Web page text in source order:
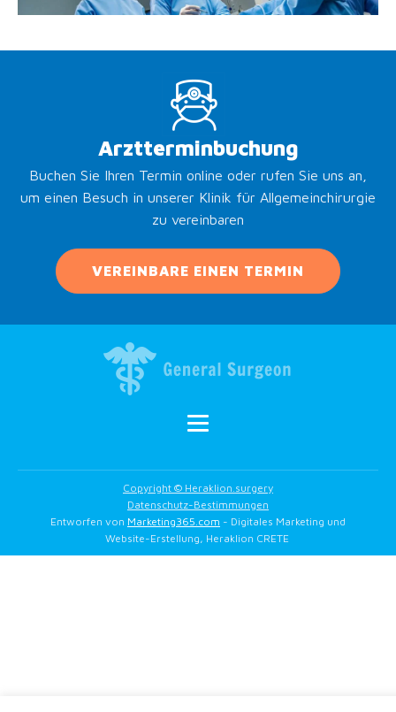
Arztterminbuchung
Buchen Sie Ihren Termin online oder rufen Sie uns an,
um einen Besuch in unserer Klinik für Allgemeinchirurgie
zu vereinbaren
VEREINBARE EINEN TERMIN
Copyright © Heraklion.surgery
Datenschutz-Bestimmungen
Entworfen von Marketing365.com - Digitales Marketing und
Website-Erstellung, Heraklion CRETE